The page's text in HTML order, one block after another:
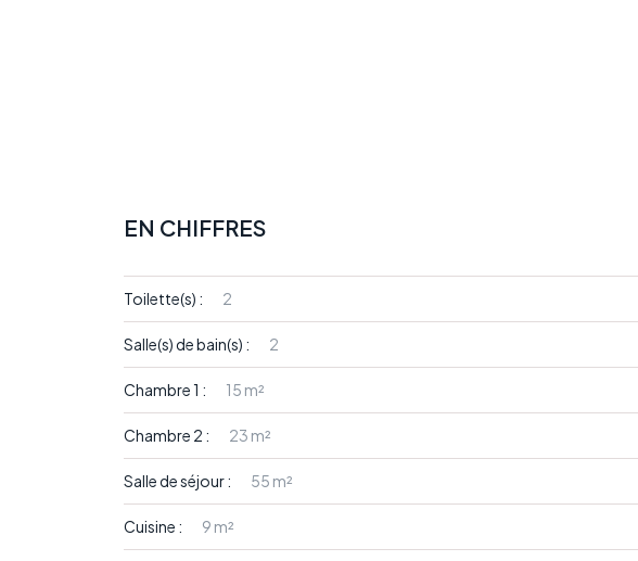
EN CHIFFRES
Toilette(s) : 2
Salle(s) de bain(s) : 2
Chambre 1 : 15 m²
Chambre 2 : 23 m²
Salle de séjour : 55 m²
Cuisine : 9 m²